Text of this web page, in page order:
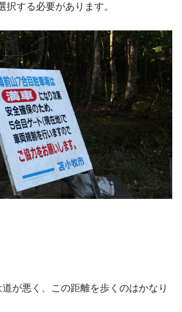
択する必要があります。
が悪く、この距離を歩くのはかなり